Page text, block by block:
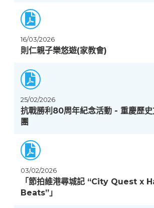
16/03/2026
則仁親子樂悠遊(家教會)
25/02/2026
抗戰勝利80周年紀念活動 - 重慶歷史
團
03/02/2026
「節拍維港尋城記 “City Quest x
Beats”」